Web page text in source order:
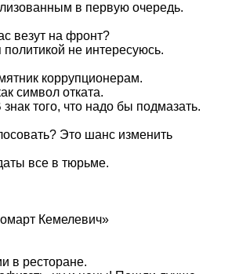
в первую очередь.
везут на фронт?
не интересуюсь.
коррупционерам.
символ отката.
того, что надо бы подмазать.
Это шанс изменить
все в тюрьме.
Кемелевич»
в ресторане.